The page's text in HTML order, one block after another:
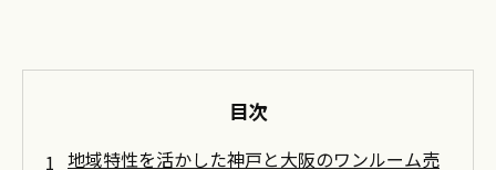
目次
地域特性を活かした神戸と大阪のワンルーム売